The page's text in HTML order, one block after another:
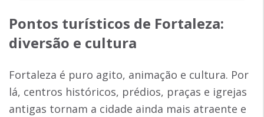
Pontos turísticos de Fortaleza:
diversão e cultura
Fortaleza é puro agito, animação e cultura. Por
lá, centros históricos, prédios, praças e igrejas
antigas tornam a cidade ainda mais atraente e